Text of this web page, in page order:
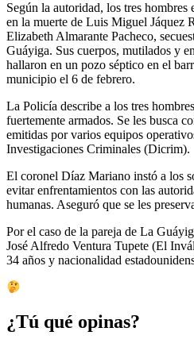
Según la autoridad, los tres hombres
en la muerte de Luis Miguel Jáquez
Elizabeth Almarante Pacheco,
Guáyiga. Sus cuerpos, mutilados y
hallaron en un pozo séptico en el
municipio el 6 de febrero.
La Policía describe a los tres
fuertemente armados. Se les busca
emitidas por varios equipos
Investigaciones Criminales (Dicrim).
El coronel Díaz Mariano instó a los
evitar enfrentamientos con las
humanas. Aseguró que se les
Por el caso de la pareja de La
José Alfredo Ventura Tupete (El
34 años y nacionalidad
¿Tú qué opinas?